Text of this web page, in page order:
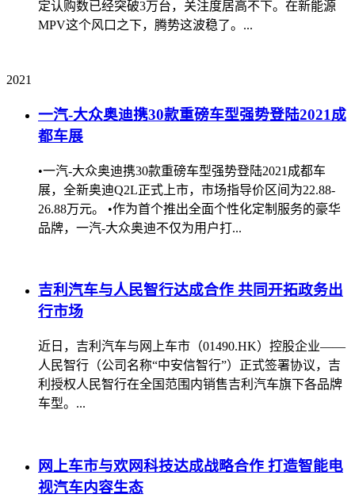
定认购数已经突破3万台，关注度居高不下。在新能源
MPV这个风口之下，腾势这波稳了。...
2021
一汽-大众奥迪携30款重磅车型强势登陆2021成
都车展
•一汽-大众奥迪携30款重磅车型强势登陆2021成都车
展，全新奥迪Q2L正式上市，市场指导价区间为22.88-
26.88万元。 •作为首个推出全面个性化定制服务的豪华
品牌，一汽-大众奥迪不仅为用户打...
吉利汽车与人民智行达成合作 共同开拓政务出
行市场
近日，吉利汽车与网上车市（01490.HK）控股企业——
人民智行（公司名称“中安信智行”）正式签署协议，吉
利授权人民智行在全国范围内销售吉利汽车旗下各品牌
车型。...
网上车市与欢网科技达成战略合作 打造智能电
视汽车内容生态